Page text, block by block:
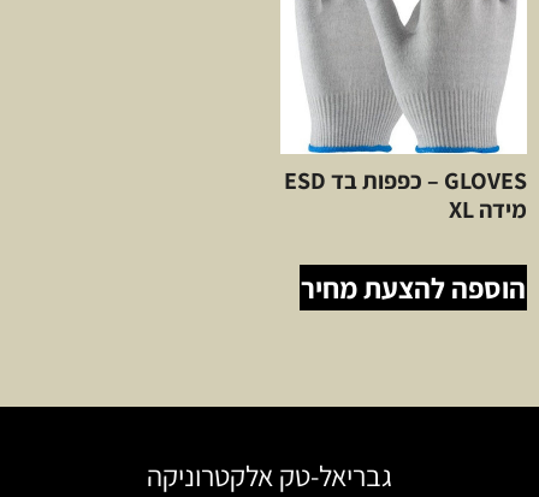
GLOVES – כפפות בד ESD
מידה XL
הוספה להצעת מחיר
גבריאל-טק אלקטרוניקה